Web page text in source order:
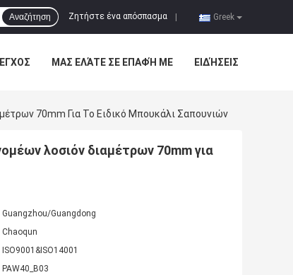
Greek
Ζητήστε ένα απόσπασμα
Αναζήτηση
ΜΑΣ ΕΛΆΤΕ ΣΕ ΕΠΑΦΉ ΜΕ ΕΙΔΉΣΕΙΣ
70mm Για Το Ειδικό Μπουκάλι Σαπουνιών
λοσιόν διαμέτρων 70mm για
Guangzhou/Guangdong
Chaoqun
ISO9001&ISO14001
PAW40_B03